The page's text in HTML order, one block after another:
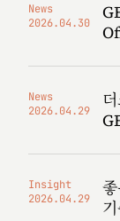
News
2026.04.30
News
2026.04.29
Insight
2026.04.29